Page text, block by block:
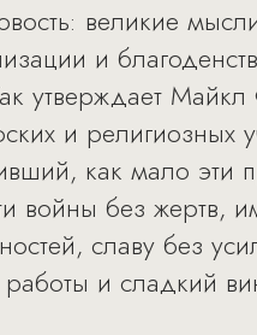
великие
и
утверждает
и религиозных
как мало эти
войны без жертв,
славу без
и сладкий